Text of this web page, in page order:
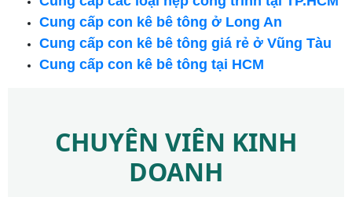
Cung cấp con kê bê tông ở Long An
Cung cấp con kê bê tông giá rẻ ở Vũng Tàu
Cung cấp con kê bê tông tại HCM
CHUYÊN VIÊN KINH
DOANH